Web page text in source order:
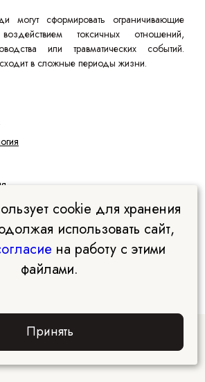
могут сформировать ограничивающие
токсичных отношений,
или травматических событий.
в сложные периоды жизни.
cookie для хранения
использовать сайт,
на работу с этими
файлами.
Принять